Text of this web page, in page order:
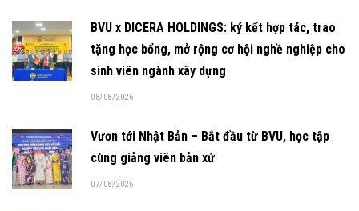
BVU x DICERA HOLDINGS: ký kết hợp tác, trao
tặng học bổng, mở rộng cơ hội nghề nghiệp cho
sinh viên ngành xây dựng
08/08/2026
Vươn tới Nhật Bản – Bắt đầu từ BVU, học tập
cùng giảng viên bản xứ
07/08/2026